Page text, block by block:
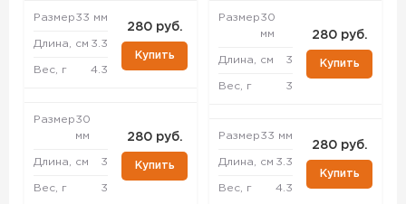
Размер33 мм
Длина, см 3.3
Вес, г 4.3
280 руб.
Купить
Размер30
мм
Длина, см 3
Вес, г 3
280 руб.
Купить
Размер30
мм
Длина, см 3
Вес, г 3
280 руб.
Купить
Размер33 мм
Длина, см 3.3
Вес, г 4.3
280 руб.
Купить